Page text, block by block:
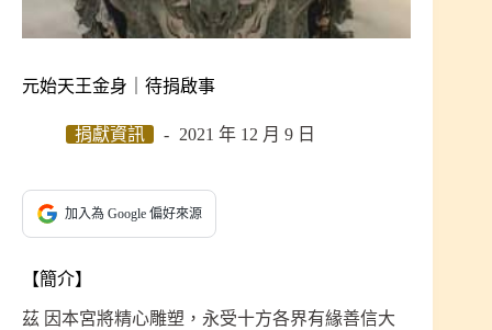
元始天王金身｜待捐啟事
捐獻資訊 2021 年 12 月 9 日
加入為 Google 偏好來源
【簡介】
茲 因本宮將精心雕塑，永受十方各界有緣善信大